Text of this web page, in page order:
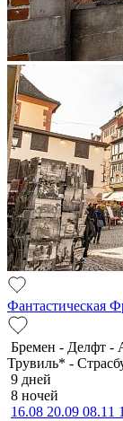
Фантастическая
Бремен - Делфт -
Трувиль* -
9 дней
8 ночей
16.08 20.09 08.11